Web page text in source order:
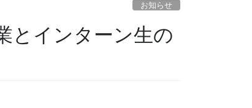
お知らせ
とインターン生の